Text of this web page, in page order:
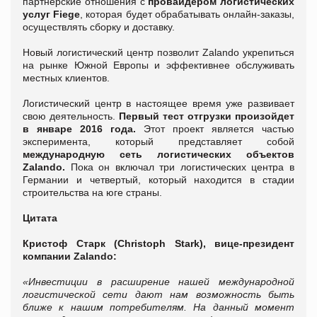
услуг Fiege , которая будет обрабатывать онлайн-заказы,
осуществлять сборку и доставку.
Новый логистический центр позволит Zalando укрепиться
на рынке Южной Европы и эффективнее обслуживать
местных клиентов.
Логистический центр в настоящее время уже развивает
свою деятельность. Первый тест отгрузки произойдет
в январе 2016 года. Этот проект является частью
эксперимента, который представляет собой
международную сеть логистических объектов
Zalando. Пока он включал три логистических центра в
Германии и четвертый, который находится в стадии
строительства на юге страны.
Цитата
Кристоф Старк (Christoph Stark), вице-президент
компании Zalando:
«Инвестиции в расширение нашей международной
логистической сети дают нам возможность быть
ближе к нашим потребителям. На данный момент